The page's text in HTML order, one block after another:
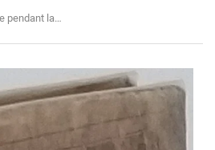
BRUNO G. "Le Tour de l’Europe pendant la Guerre. Livre de lecture courante illustré de nombreuses gravures et cartes géographiques. Cours moyen. Deuxième édition"